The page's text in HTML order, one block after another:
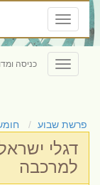
Toggle
navigation
Toggle
navigation
כניסה
פרשת שבוע חומש
דגלי
למרכבה